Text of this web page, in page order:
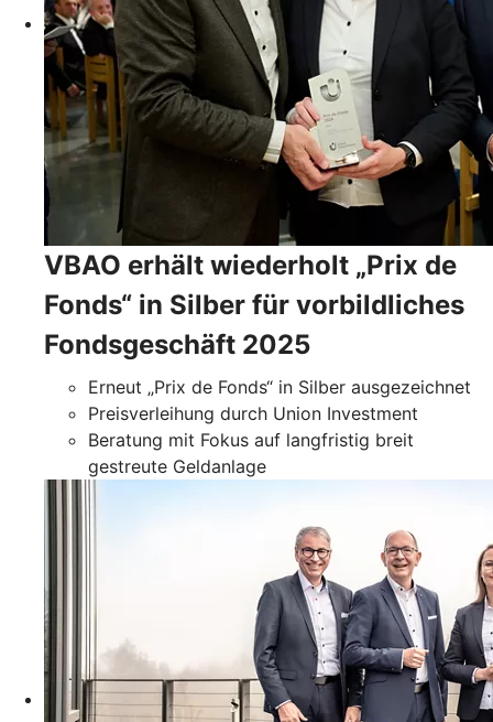
VBAO erhält wiederholt „Prix de
Fonds“ in Silber für vorbildliches
Fondsgeschäft 2025
Erneut „Prix de Fonds“ in Silber ausgezeichnet
Preisverleihung durch Union Investment
Beratung mit Fokus auf langfristig breit
gestreute Geldanlage